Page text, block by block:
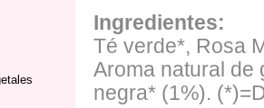
Ingredientes:
Té verde*, Rosa
Aroma natural de
negra* (1%).